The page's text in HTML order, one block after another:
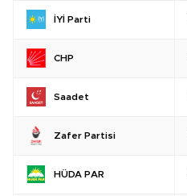
İYİ Parti
CHP
Saadet
Zafer Partisi
HÜDA PAR